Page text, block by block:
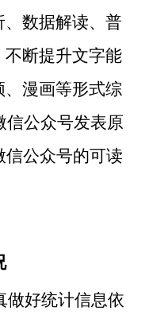
数据解读、普
断提升文字能
漫画等形式综
信公众号发表原
信公众号的可读
做好统计信息依